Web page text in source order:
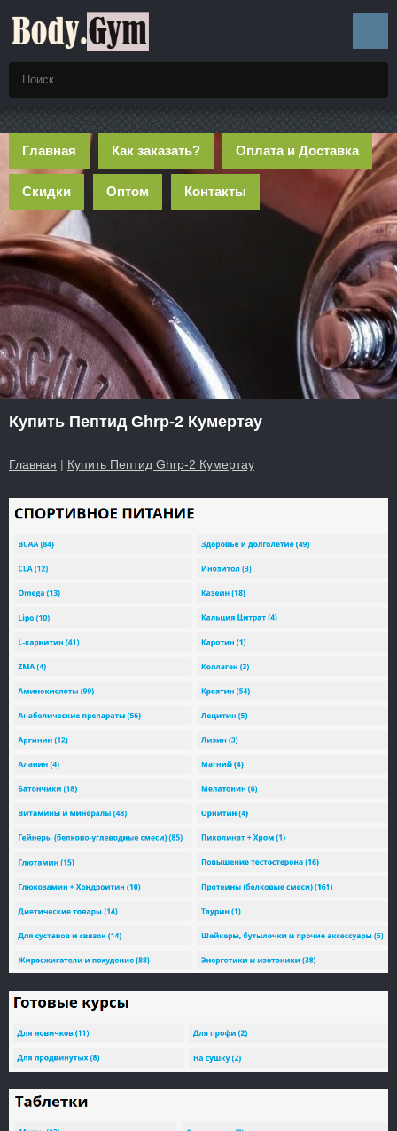
Главная Как заказать? Оплата и Доставка
Скидки Оптом Контакты
Купить Пептид Ghrp-2 Кумертау
Главная | Купить Пептид Ghrp-2 Кумертау